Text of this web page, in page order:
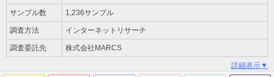
サンプル数 1,236サンプル
調査方法 インターネットリサーチ
調査委託先 株式会社MARCS
詳細表示▼